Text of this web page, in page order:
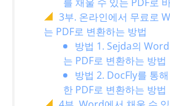
3부. 온라인에서 무료로
는 PDF로 변환하는 방법
방법 1. Sejda의
는 PDF로 변환하는 방법
방법 2. DocFly를 통
한 PDF로 변환하는 방법